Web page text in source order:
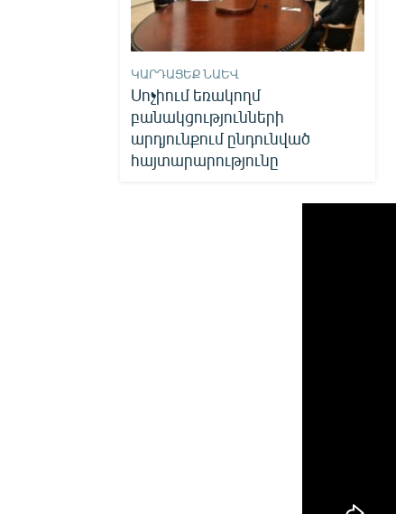
ԿԱՐԴԱՑԵՔ ՆԱԵՎ
Սոչիում եռակողմ
բանակցությունների
արդյունքում ընդունված
հայտարարությունը